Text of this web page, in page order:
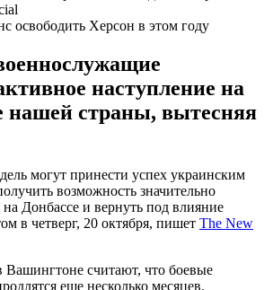
освободить Херсон в этом году
наступление на
нашей страны, вытесняя
могут принести успех украинским
возможность значительно
Донбассе и вернуть под влияние
в четверг, 20 октября, пишет The New
Вашингтоне считают, что боевые
еще несколько месяцев.